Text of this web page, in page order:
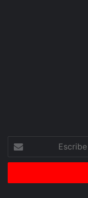
correo